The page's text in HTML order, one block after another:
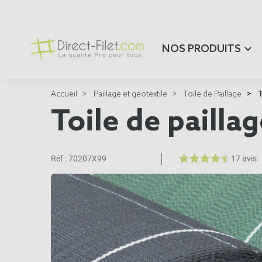
NOS PRODUITS
Accueil Paillage et géotextile Toile de Paillage
Toile de
Réf :70207X99 17 avis